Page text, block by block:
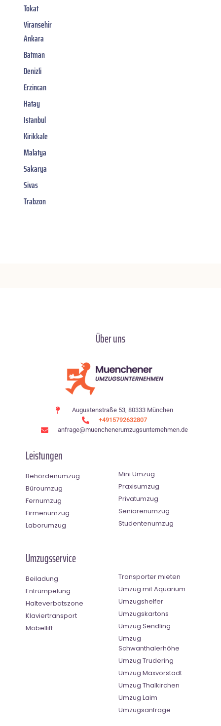
Tokat
Viransehir
Ankara
Batman
Denizli
Erzincan
Hatay
Istanbul
Kirikkale
Malatya
Sakarya
Sivas
Trabzon
Über uns
Augustenstraße 53, 80333 München
+4915792632807
anfrage@muenchenerumzugsunternehmen.de
Leistungen
Behördenumzug
Büroumzug
Fernumzug
Firmenumzug
Laborumzug
Mini Umzug
Praxisumzug
Privatumzug
Seniorenumzug
Studentenumzug
Umzugsservice
Beiladung
Entrümpelung
Halteverbotszone
Klaviertransport
Möbellift
Transporter mieten
Umzug mit Aquarium
Umzugshelfer
Umzugskartons
Umzug Sendling
Umzug
Schwanthalerhöhe
Umzug Trudering
Umzug Maxvorstadt
Umzug Thalkirchen
Umzug Laim
Umzugsanfrage